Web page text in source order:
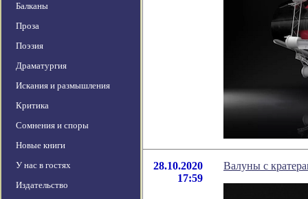
Балканы
Проза
Поэзия
Драматургия
Искания и размышления
Критика
Сомнения и споры
Новые книги
У нас в гостях
Издательство
28.10.2020
17:59
Валуны с